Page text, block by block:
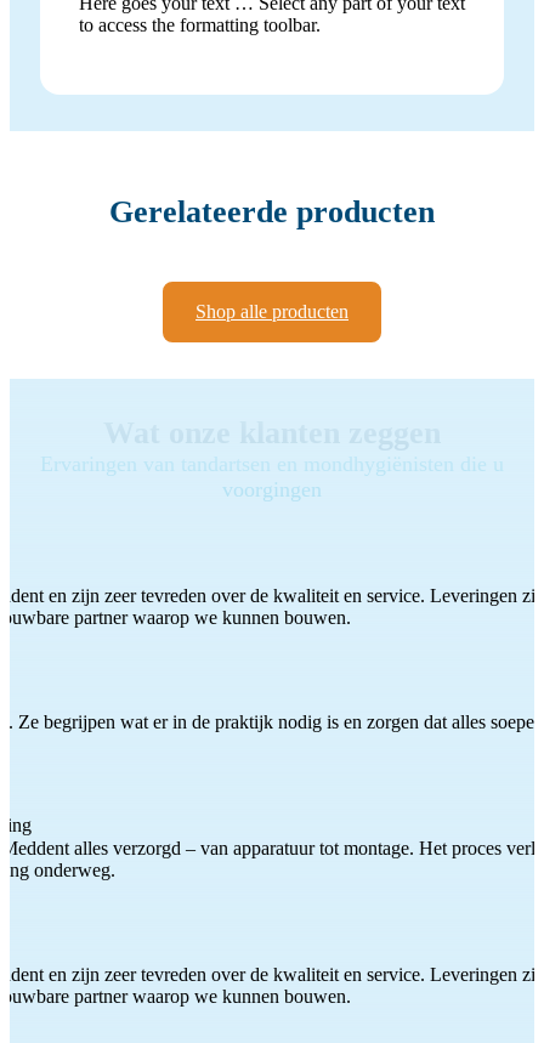
to access the formatting toolbar.
Gerelateerde producten
Shop alle producten
Ervaringen van tandartsen en mondhygiënisten die u
voorgingen
en zijn zeer tevreden over de kwaliteit en service. Leveringen
partner waarop we kunnen bouwen.
Ze begrijpen wat er in de praktijk nodig is en zorgen dat alles
alles verzorgd – van apparatuur tot montage. Het proces
onderweg.
en zijn zeer tevreden over de kwaliteit en service. Leveringen
partner waarop we kunnen bouwen.